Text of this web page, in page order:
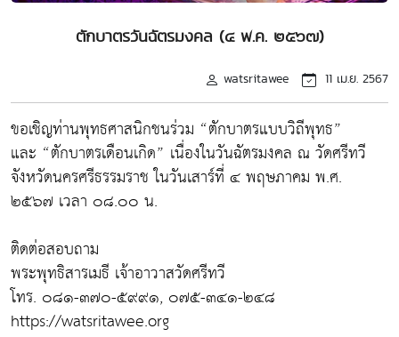
ตักบาตรวันฉัตรมงคล (๔ พ.ค. ๒๕๖๗)
watsritawee 11 เม.ย. 2567
ขอเชิญท่านพุทธศาสนิกชนร่วม “ตักบาตรแบบวิถีพุทธ”
และ “ตักบาตรเดือนเกิด” เนื่องในวันฉัตรมงคล ณ วัดศรีทวี
จังหวัดนครศรีธรรมราช ในวันเสาร์ที่ ๔ พฤษภาคม พ.ศ.
๒๕๖๗ เวลา ๐๘.๐๐ น.
ติดต่อสอบถาม
พระพุทธิสารเมธี เจ้าอาวาสวัดศรีทวี
โทร. ๐๘๑-๓๗๐-๕๙๙๑, ๐๗๕-๓๔๑-๒๔๘
https://watsritawee.org